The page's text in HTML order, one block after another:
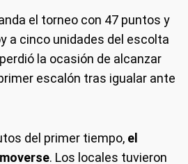
el torneo con 47 puntos y
a cinco unidades del escolta
la ocasión de alcanzar
escalón tras igualar ante
del primer tiempo, el
. Los locales tuvieron